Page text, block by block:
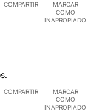
COMPARTIR
MARCAR
COMO
INAPROPIADO
COMPARTIR
MARCAR
COMO
INAPROPIADO